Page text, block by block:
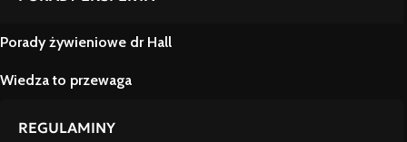
Porady żywieniowe dr Hall
Wiedza to przewaga
REGULAMINY